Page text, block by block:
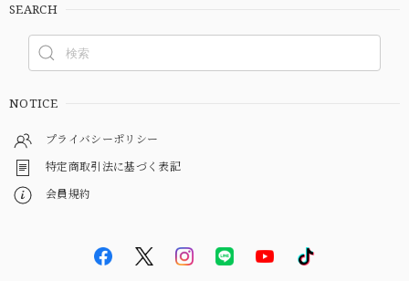
SEARCH
NOTICE
プライバシーポリシー
特定商取引法に基づく表記
会員規約